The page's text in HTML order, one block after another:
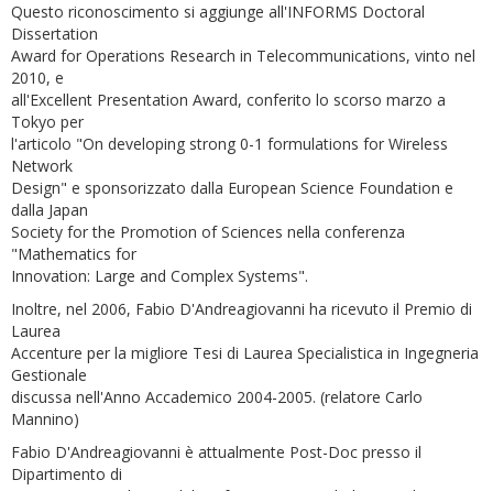
Questo riconoscimento si aggiunge all'INFORMS Doctoral
Dissertation
Award for Operations Research in Telecommunications, vinto nel
2010, e
all'Excellent Presentation Award, conferito lo scorso marzo a
Tokyo per
l'articolo "On developing strong 0-1 formulations for Wireless
Network
Design" e sponsorizzato dalla European Science Foundation e
dalla Japan
Society for the Promotion of Sciences nella conferenza
"Mathematics for
Innovation: Large and Complex Systems".
Inoltre, nel 2006, Fabio D'Andreagiovanni ha ricevuto il Premio di
Laurea
Accenture per la migliore Tesi di Laurea Specialistica in Ingegneria
Gestionale
discussa nell'Anno Accademico 2004-2005. (relatore Carlo
Mannino)
Fabio D'Andreagiovanni è attualmente Post-Doc presso il
Dipartimento di